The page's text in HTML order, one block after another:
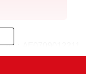
ID：AE0709012211